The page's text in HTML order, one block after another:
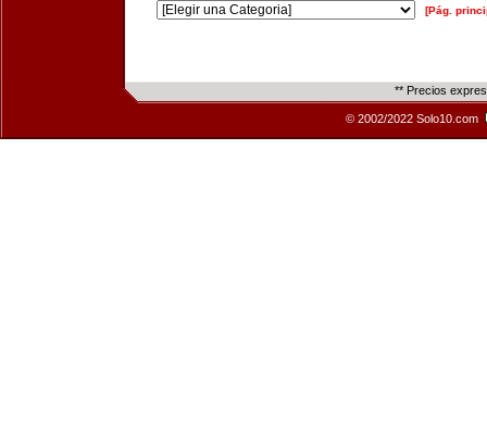
[Pág.
** Precios
© 2002/2022 Solo10.com